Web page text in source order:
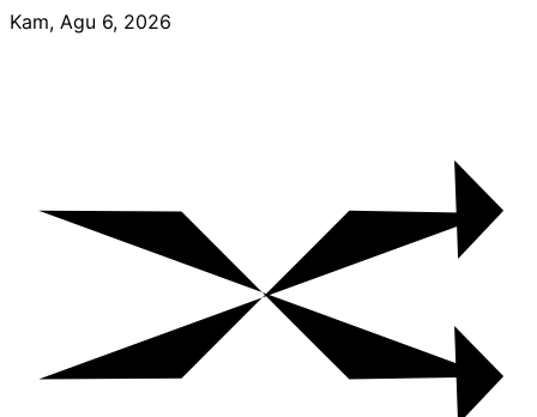
Skip
Kam, Agu 6, 2026